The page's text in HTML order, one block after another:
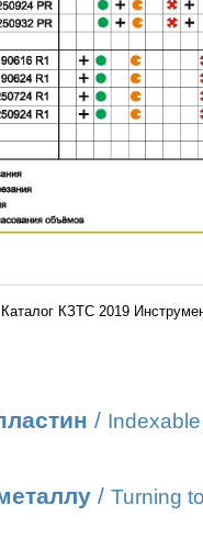
Каталог КЗТС 2019
/
/ Turning